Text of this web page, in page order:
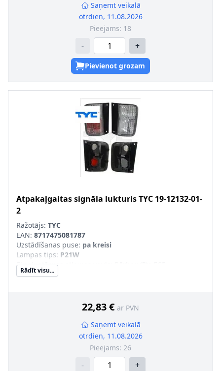
Saņemt veikalā
otrdien, 11.08.2026
Pieejams: 18
- +
Pievienot grozam
Atpakaļgaitas signāla lukturisTYC 19-12132-01-
2
Ražotājs: TYC
EAN: 8717475081787
Uzstādīšanas puse: pa kreisi
Lampas tips: P21W
Ekspluatācijas atļaujas veids
Apgaismošanas ierīces funkcija
Rādīt visu...
22,83 € ar PVN
Saņemt veikalā
otrdien, 11.08.2026
Pieejams: 26
- +